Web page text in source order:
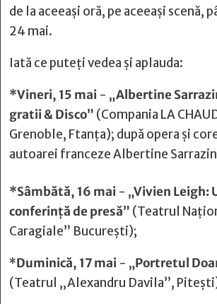
de la aceeași oră, pe aceeași scenă,
24 mai.
Iată ce puteți vedea și aplauda:
*Vineri, 15 mai - „Albertine
gratii & Disco” (Compania LA
Grenoble, Ftanța); după opera și
autoarei franceze Albertine
*Sâmbătă, 16 mai - „Vivien Leigh:
conferință de presă” (Teatrul
Caragiale” Bucureşti);
*Duminică, 17 mai - „Portretul
(Teatrul ,,Alexandru Davila”,